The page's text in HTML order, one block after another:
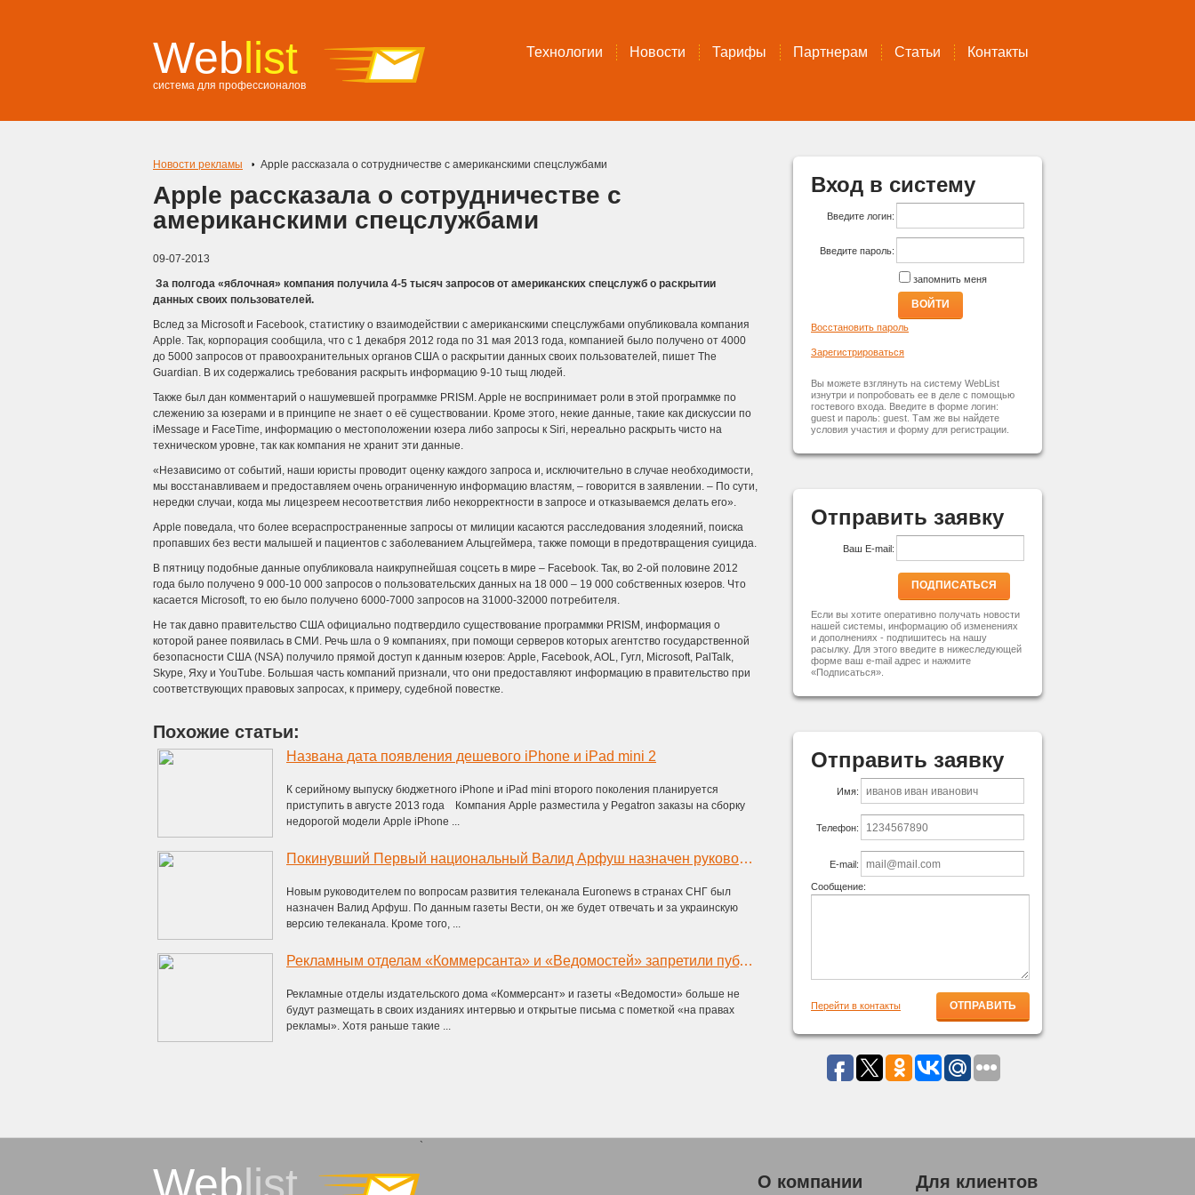
Weblist
система для профессионалов
Технологии Новости Тарифы Партнерам Статьи Контакты
Новости рекламы Apple рассказала о сотрудничестве с американскими спецслужбами
Apple рассказала о сотрудничестве с
американскими спецслужбами
09-07-2013
За полгода «яблочная» компания получила 4-5 тысяч запросов от американских спецслужб о раскрытии
данных своих пользователей.
Вслед за Microsoft и Facebook, статистику о взаимодействии с американскими спецслужбами опубликовала компания
Apple. Так, корпорация сообщила, что с 1 декабря 2012 года по 31 мая 2013 года, компанией было получено от 4000
до 5000 запросов от правоохранительных органов США о раскрытии данных своих пользователей, пишет The
Guardian. В их содержались требования раскрыть информацию 9-10 тыщ людей.
Также был дан комментарий о нашумевшей программке PRISM. Apple не воспринимает роли в этой программке по
слежению за юзерами и в принципе не знает о её существовании. Кроме этого, некие данные, такие как дискуссии по
iMessage и FaceTime, информацию о местоположении юзера либо запросы к Siri, нереально раскрыть чисто на
техническом уровне, так как компания не хранит эти данные.
«Независимо от событий, наши юристы проводит оценку каждого запроса и, исключительно в случае необходимости,
мы восстанавливаем и предоставляем очень ограниченную информацию властям, – говорится в заявлении. – По сути,
нередки случаи, когда мы лицезреем несоответствия либо некорректности в запросе и отказываемся делать его».
Apple поведала, что более всераспространенные запросы от милиции касаются расследования злодеяний, поиска
пропавших без вести малышей и пациентов с заболеванием Альцгеймера, также помощи в предотвращения суицида.
В пятницу подобные данные опубликовала наикрупнейшая соцсеть в мире – Facebook. Так, во 2-ой половине 2012
года было получено 9 000-10 000 запросов о пользовательских данных на 18 000 – 19 000 собственных юзеров. Что
касается Microsoft, то ею было получено 6000-7000 запросов на 31000-32000 потребителя.
Не так давно правительство США официально подтвердило существование программки PRISM, информация о
которой ранее появилась в СМИ. Речь шла о 9 компаниях, при помощи серверов которых агентство государственной
безопасности США (NSA) получило прямой доступ к данным юзеров: Apple, Facebook, AOL, Гугл, Microsoft, PalTalk,
Skype, Яху и YouTube. Большая часть компаний признали, что они предоставляют информацию в правительство при
соответствующих правовых запросах, к примеру, судебной повестке.
Похожие статьи:
Названа дата появления дешевого iPhone и iPad mini 2
К серийному выпуску бюджетного iPhone и iPad mini второго поколения планируется
приступить в августе 2013 года Компания Apple разместила у Pegatron заказы на сборку
недорогой модели Apple iPhone ...
Покинувший Первый национальный Валид Арфуш назначен руководителем Euronews по СНГ
Новым руководителем по вопросам развития телеканала Euronews в странах СНГ был
назначен Валид Арфуш. По данным газеты Вести, он же будет отвечать и за украинскую
версию телеканала. Кроме того, ...
Рекламным отделам «Коммерсанта» и «Ведомостей» запретили публикации «на правах рекламы»
Рекламные отделы издательского дома «Коммерсант» и газеты «Ведомости» больше не
будут размещать в своих изданиях интервью и открытые письма с пометкой «на правах
рекламы». Хотя раньше такие ...
Вход в систему
Введите логин:
Введите пароль:
запомнить меня
ВОЙТИ
Восстановить пароль
Зарегистрироваться
Вы можете взглянуть на систему WebList
изнутри и попробовать ее в деле с помощью
гостевого входа. Введите в форме логин:
guest и пароль: guest. Там же вы найдете
условия участия и форму для регистрации.
Отправить заявку
Ваш E-mail:
ПОДПИСАТЬСЯ
Если вы хотите оперативно получать новости
нашей системы, информацию об изменениях
и дополнениях - подпишитесь на нашу
расылку. Для этого введите в нижеследующей
форме ваш e-mail адрес и нажмите
«Подписаться».
Отправить заявку
Имя:
Телефон:
E-mail:
Сообщение:
Перейти в контакты
Weblist
`
О компании Для клиентов